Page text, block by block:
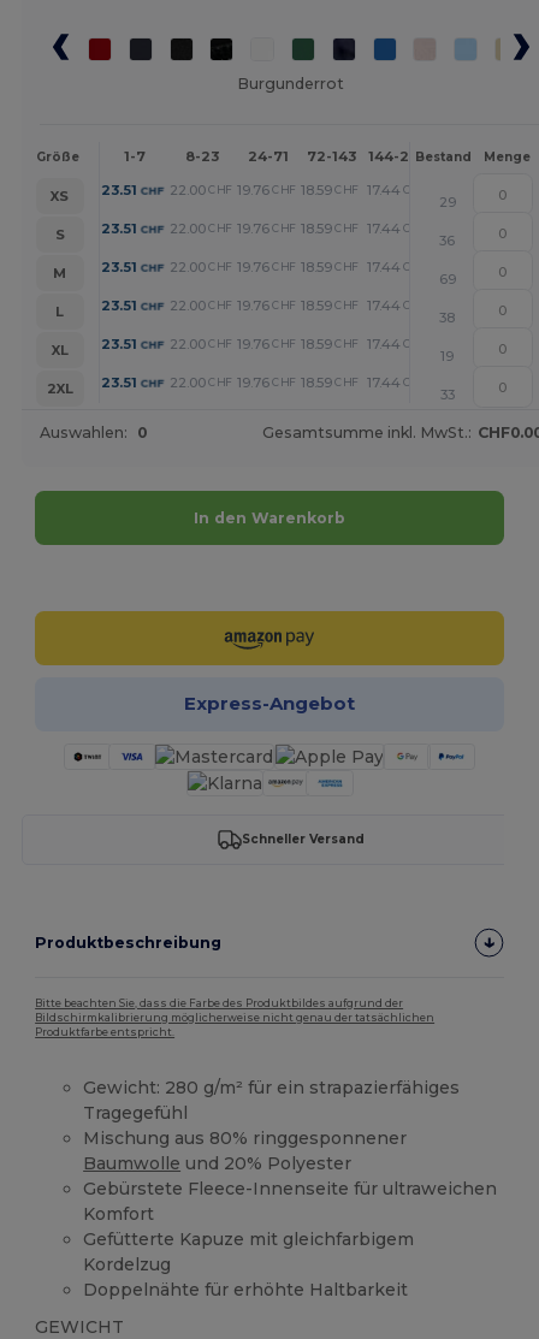
Burgunderrot
Größe 1-7 8-23 24-71 72-143 144-287 288 +
Bestand Menge
XS 23.51 CHF 22.00 CHF 19.76 CHF 18.59 CHF 17.44 CHF
29
S
23.51 CHF 22.00 CHF 19.76 CHF 18.59 CHF 17.44 CHF
36
M
23.51 CHF 22.00 CHF 19.76 CHF 18.59 CHF 17.44 CHF
69
L
23.51 CHF 22.00 CHF 19.76 CHF 18.59 CHF 17.44 CHF
38
XL
23.51 CHF 22.00 CHF 19.76 CHF 18.59 CHF 17.44 CHF
19
2XL
23.51 CHF 22.00 CHF 19.76 CHF 18.59 CHF 17.44 CHF
33
Auswahlen: 0 Gesamtsumme inkl. MwSt.:
In den Warenkorb
Express-Angebot
Schneller Versand
Produktbeschreibung
Bitte beachten Sie, dass die Farbe des Produktbildes aufgrund der
Bildschirmkalibrierung möglicherweise nicht genau der tatsächlichen
Produktfarbe entspricht.
Gewicht: 280 g/m² für ein strapazierfähiges
Tragegefühl
Mischung aus 80% ringgesponnener
Baumwolle und 20% Polyester
Gebürstete Fleece-Innenseite für ultraweichen
Komfort
Gefütterte Kapuze mit gleichfarbigem
Kordelzug
Doppelnähte für erhöhte Haltbarkeit
GEWICHT